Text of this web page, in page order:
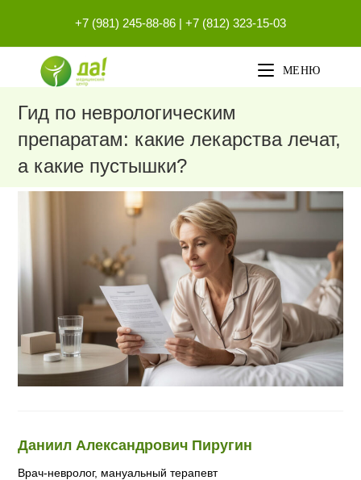
содержимому
+7 (981) 245-88-86 | +7 (812) 323-15-03
МЕНЮ
Гид по неврологическим
препаратам: какие лекарства лечат,
а какие пустышки?
Даниил Александрович Пиругин
Врач-невролог, мануальный терапевт